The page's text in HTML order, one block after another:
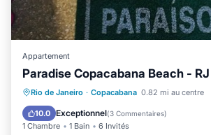
Appartement
Paradise Copacabana Beach - RJ
Rio de Janeiro · Copacabana 0.82 mi au centre
10.0 Exceptionnel(3 Commentaires)
1 Chambre 1 Bain 6 Invités
Front de mer
Cheminée/
Vue sur l’océan
Vue